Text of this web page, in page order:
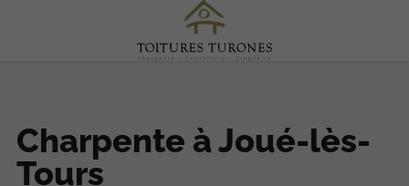
Charpente à Joué-lès-
Tours